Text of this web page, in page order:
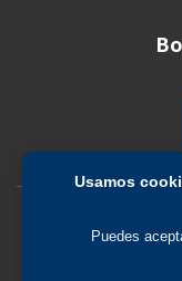
Usamos
Puedes